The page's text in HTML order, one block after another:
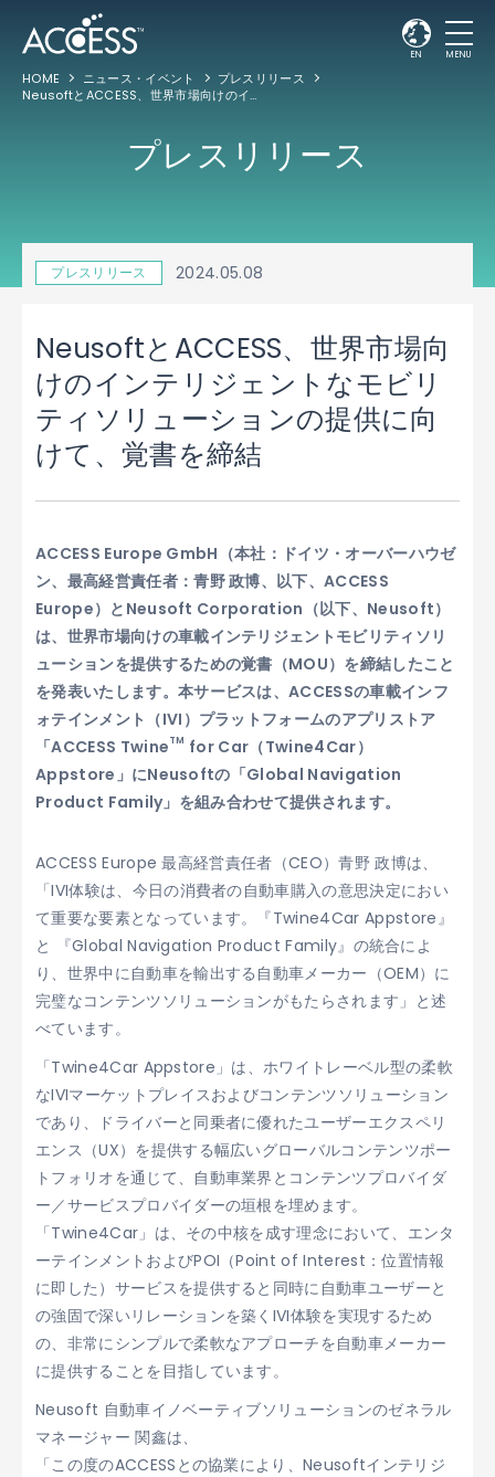
EN MENU
HOME ニュース・イベント
プレスリリース
NeusoftとACCESS、世界市場向けのインテリジェントなモビリティソリューションの提供に向けて、覚書を締結
プレスリリース
プレスリリース 2024.05.08
NeusoftとACCESS、世界市場向
けのインテリジェントなモビリ
ティソリューションの提供に向
けて、覚書を締結
ACCESS Europe GmbH（本社：ドイツ・オーバーハウゼ
ン、最高経営責任者：青野 政博、以下、ACCESS
Europe）とNeusoft Corporation（以下、Neusoft）
は、世界市場向けの車載インテリジェントモビリティソリ
ューションを提供するための覚書（MOU）を締結したこと
を発表いたします。本サービスは、ACCESSの車載インフ
ォテインメント（IVI）プラットフォームのアプリストア
「ACCESS TwineTM for Car（Twine4Car）
Appstore」にNeusoftの「Global Navigation
Product Family」を組み合わせて提供されます。
ACCESS Europe 最高経営責任者（CEO）青野 政博は、
「IVI体験は、今日の消費者の自動車購入の意思決定におい
て重要な要素となっています。『Twine4Car Appstore』
と 『Global Navigation Product Family』の統合によ
り、世界中に自動車を輸出する自動車メーカー（OEM）に
完璧なコンテンツソリューションがもたらされます」と述
べています。
「Twine4Car Appstore」は、ホワイトレーベル型の柔軟
なIVIマーケットプレイスおよびコンテンツソリューション
であり、ドライバーと同乗者に優れたユーザーエクスペリ
エンス（UX）を提供する幅広いグローバルコンテンツポー
トフォリオを通じて、自動車業界とコンテンツプロバイダ
ー／サービスプロバイダーの垣根を埋めます。
「Twine4Car」は、その中核を成す理念において、エンタ
ーテインメントおよびPOI（Point of Interest：位置情報
に即した）サービスを提供すると同時に自動車ユーザーと
の強固で深いリレーションを築くIVI体験を実現するため
の、非常にシンプルで柔軟なアプローチを自動車メーカー
に提供することを目指しています。
Neusoft 自動車イノベーティブソリューションのゼネラル
マネージャー 関鑫は、
「この度のACCESSとの協業により、Neusoftインテリジ